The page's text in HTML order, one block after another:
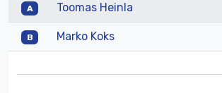
A Toomas Heinla
B Marko Koks